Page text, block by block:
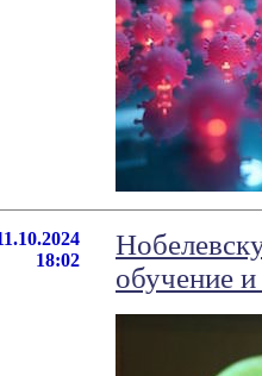
18:02
обучение